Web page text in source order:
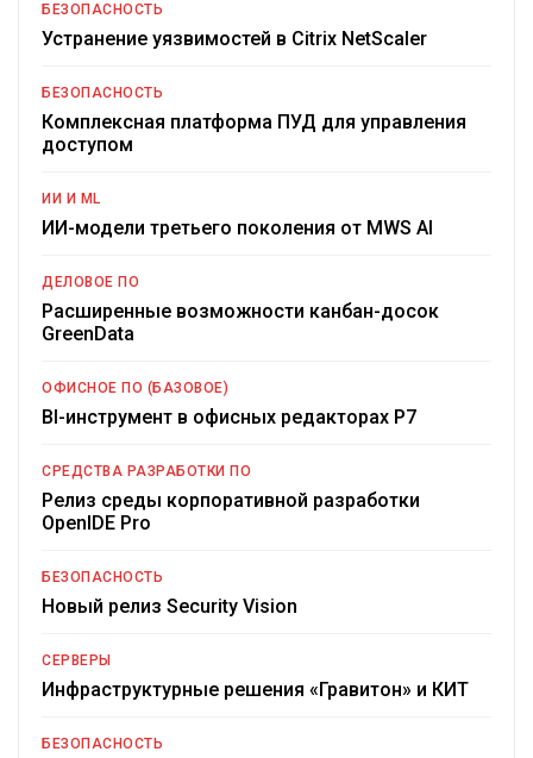
БЕЗОПАСНОСТЬ
Устранение уязвимостей в Citrix NetScaler
БЕЗОПАСНОСТЬ
Комплексная платформа ПУД для управления
доступом
ИИ И ML
ИИ-модели третьего поколения от MWS AI
ДЕЛОВОЕ ПО
Расширенные возможности канбан-досок
GreenData
ОФИСНОЕ ПО (БАЗОВОЕ)
BI-инструмент в офисных редакторах Р7
СРЕДСТВА РАЗРАБОТКИ ПО
Релиз среды корпоративной разработки
OpenIDE Pro
БЕЗОПАСНОСТЬ
Новый релиз Security Vision
СЕРВЕРЫ
Инфраструктурные решения «Гравитон» и КИТ
БЕЗОПАСНОСТЬ